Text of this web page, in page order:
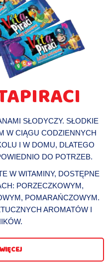
SŁODYCZY. SŁODKIE
W CIĄGU CODZIENNYCH
I W DOMU, DLATEGO
DO POTRZEB.
W WITAMINY, DOSTĘPNE
PORZECZKOWYM,
POMARAŃCZOWYM.
AROMATÓW I